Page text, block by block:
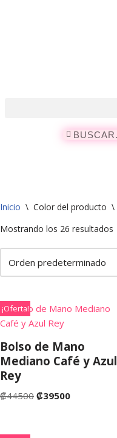
Inicio \ Color del producto \
Mostrando los 26 resultados
¡Oferta!
Bolso de Mano
Mediano Café y Azul
Rey
₡44500 ₡39500